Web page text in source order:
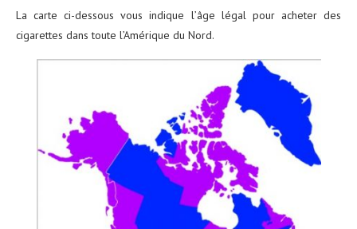
La carte ci-dessous vous indique l’âge légal pour acheter des
cigarettes dans toute l’Amérique du Nord.